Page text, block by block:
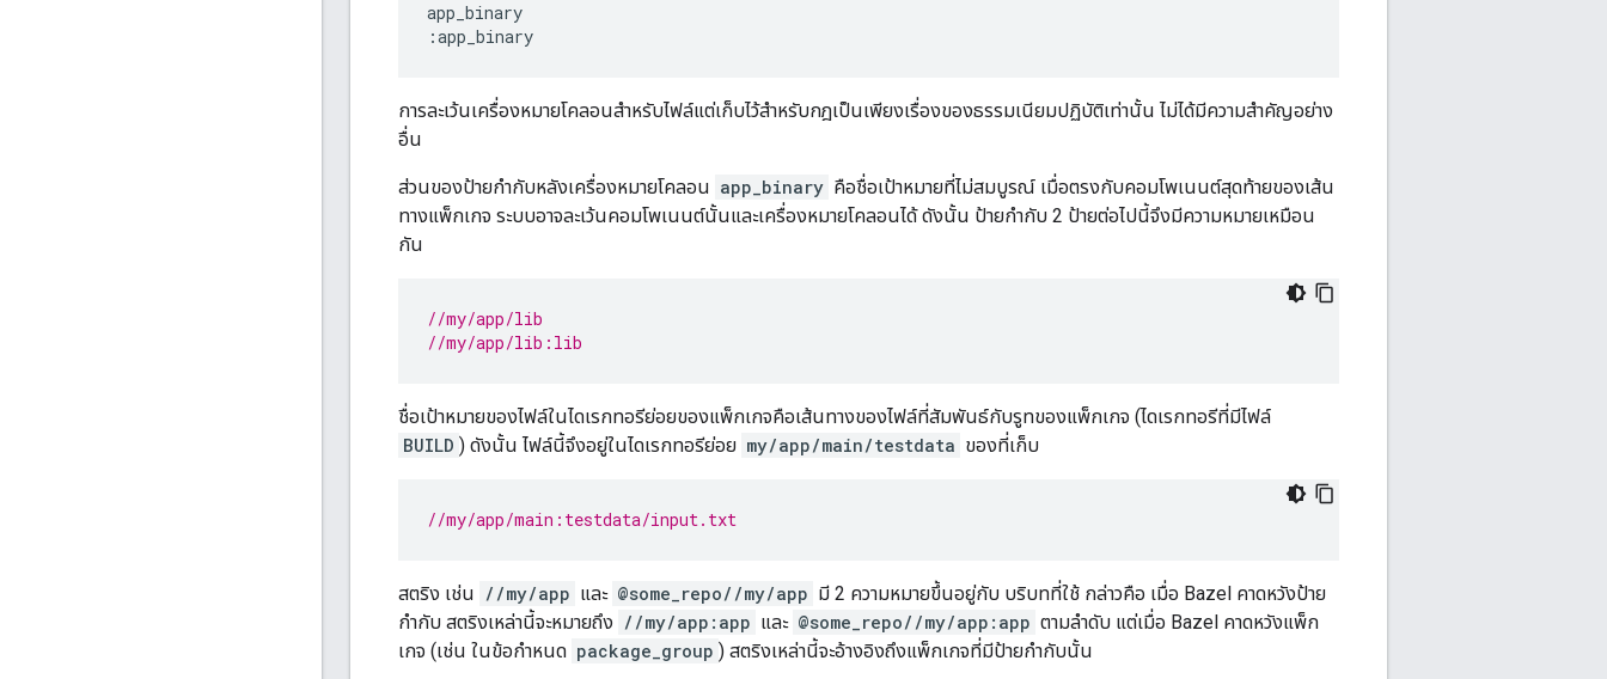
app_binary
การละเว้นเครื่องหมายโคลอนสำหรับไฟล์แต่เก็บไว้สำหรับกฎเป็นเพียงเรื่องของธรรมเนียมปฏิบัติเท่านั้น ไม่ได้มีความสำคัญอย่าง
อื่น
ส่วนของป้ายกำกับหลังเครื่องหมายโคลอน app_binary คือชื่อเป้าหมายที่ไม่สมบูรณ์ เมื่อตรงกับคอมโพเนนต์สุดท้ายของเส้น
ทางแพ็กเกจ ระบบอาจละเว้นคอมโพเนนต์นั้นและเครื่องหมายโคลอนได้ ดังนั้น ป้ายกำกับ 2 ป้ายต่อไปนี้จึงมีความหมายเหมือน
กัน
//my/app/lib
//my/app/lib:lib
ชื่อเป้าหมายของไฟล์ในไดเรกทอรีย่อยของแพ็กเกจคือเส้นทางของไฟล์ที่สัมพันธ์กับรูทของแพ็กเกจ (ไดเรกทอรีที่มีไฟล์
BUILD ) ดังนั้น ไฟล์นี้จึงอยู่ในไดเรกทอรีย่อย my/app/main/testdata ของที่เก็บ
//my/app/main:testdata/input.txt
สตริง เช่น //my/app และ @some_repo//my/app มี 2 ความหมายขึ้นอยู่กับ บริบทที่ใช้ กล่าวคือ เมื่อ Bazel คาดหวังป้าย
กำกับ สตริงเหล่านี้จะหมายถึง //my/app:app และ @some_repo//my/app:app ตามลำดับ แต่เมื่อ Bazel คาดหวังแพ็ก
เกจ (เช่น ในข้อกำหนด package_group ) สตริงเหล่านี้จะอ้างอิงถึงแพ็กเกจที่มีป้ายกำกับนั้น